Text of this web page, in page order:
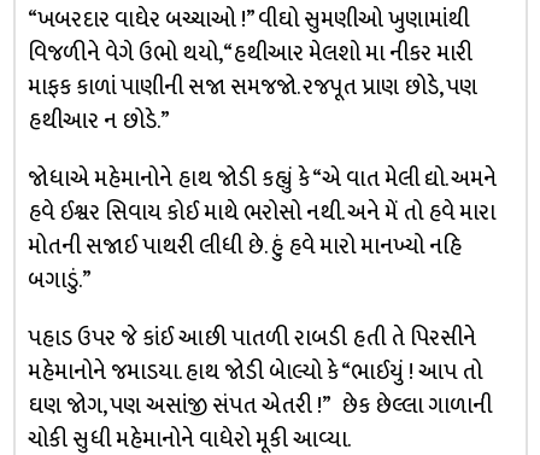
“ખબરદાર વાઘેર બચ્ચાઓ !” વીઘો સુમણીઓ ખુણામાંથી
વિજળીને વેગે ઉભો થયો, “હથીઆર મેલશો મા નીકર મારી
માફક કાળાં પાણીની સજા સમજજો. રજપૂત પ્રાણ છોડે, પણ
હથીઆર ન છોડે.”
જોધાએ મહેમાનોને હાથ જોડી કહ્યું કે “એ વાત મેલી દ્યો. અમને
હવે ઈશ્વર સિવાય કોઈ માથે ભરોસો નથી. અને મેં તો હવે મારા
મોતની સજાઈ પાથરી લીધી છે. હું હવે મારો માનખ્યો નહિ
બગાડું.”
પહાડ ઉપર જે કાંઈ આછી પાતળી રાબડી હતી તે પિરસીને
મહેમાનોને જમાડયા. હાથ જોડી બેાલ્યો કે “ભાઈયું ! આપ તો
ઘણ જોગ, પણ અસાંજી સંપત એતરી !” છેક છેલ્લા ગાળાની
ચોકી સુધી મહેમાનોને વાધેરો મૂકી આવ્યા.